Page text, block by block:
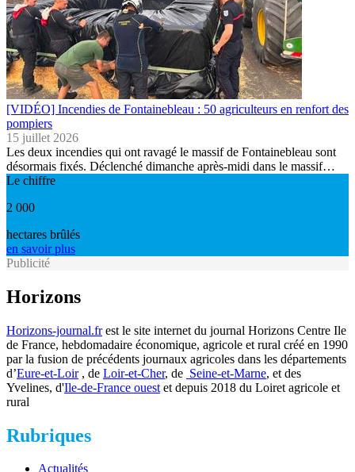
[VIDÉO] Incendies de Fontainebleau : 50 agriculteurs en renfort des
pompiers
15 juillet 2026
Les deux incendies qui ont ravagé le massif de Fontainebleau sont
désormais fixés. Déclenché dimanche après-midi dans le massif…
Le chiffre
2 000
hectares brûlés
en savoir plus
Publicité
Horizons
Horizons-journal.frest le site internet du journal Horizons Centre Ile
de France, hebdomadaire économique, agricole et rural créé en 1990
par la fusion de précédents journaux agricoles dans les départements
d’Eure-et-Loir, de Loir-et-Cher, de Seine-et-Marne, et des
Yvelines, d'Ile-de-France ouest et depuis 2018 du Loiret agricole et
rural
Rubriques
Actualités